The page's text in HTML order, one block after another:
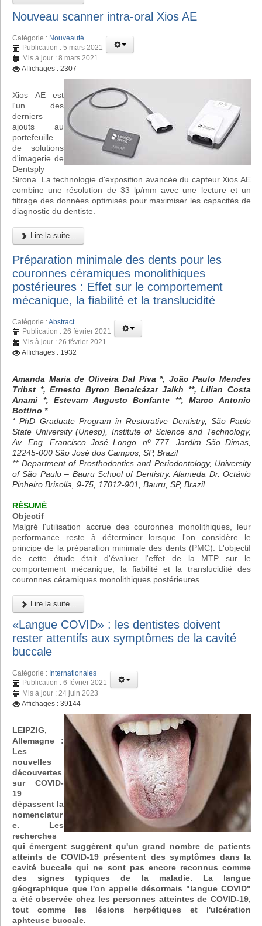
Nouveau scanner intra-oral Xios AE
Catégorie : Nouveauté
Publication : 5 mars 2021
Mis à jour : 8 mars 2021
Affichages : 2307
Xios AE est
l'un des
derniers
ajouts au
portefeuille
de solutions
d'imagerie de
Dentsply
Sirona. La technologie d'exposition avancée du capteur Xios AE
combine une résolution de 33 lp/mm avec une lecture et un
filtrage des données optimisés pour maximiser les capacités de
diagnostic du dentiste.
Lire la suite...
Préparation minimale des dents pour les
couronnes céramiques monolithiques
postérieures : Effet sur le comportement
mécanique, la fiabilité et la translucidité
Catégorie :Abstract
Publication : 26 février 2021
Mis à jour : 26 février 2021
Affichages : 1932
Amanda Maria de Oliveira Dal Piva *, João Paulo Mendes
Tribst *, Ernesto Byron Benalcázar Jalkh **, Lilian Costa
Anami *, Estevam Augusto Bonfante **, Marco Antonio
Bottino *
* PhD Graduate Program in Restorative Dentistry, São Paulo
State University (Unesp), Institute of Science and Technology,
Av. Eng. Francisco José Longo, nº 777, Jardim São Dimas,
12245-000 São José dos Campos, SP, Brazil
** Department of Prosthodontics and Periodontology, University
of São Paulo – Bauru School of Dentistry. Alameda Dr. Octávio
Pinheiro Brisolla, 9-75, 17012-901, Bauru, SP, Brazil
RÉSUMÉ
Objectif
Malgré l'utilisation accrue des couronnes monolithiques, leur
performance reste à déterminer lorsque l'on considère le
principe de la préparation minimale des dents (PMC). L'objectif
de cette étude était d'évaluer l'effet de la MTP sur le
comportement mécanique, la fiabilité et la translucidité des
couronnes céramiques monolithiques postérieures.
Lire la suite...
«Langue COVID» : les dentistes doivent
rester attentifs aux symptômes de la cavité
buccale
Catégorie : Internationales
Publication : 6 février 2021
Mis à jour : 24 juin 2023
Affichages : 39144
LEIPZIG,
Allemagne :
Les
nouvelles
découvertes
sur COVID-
19
dépassent la
nomenclatur
e. Les
recherches
qui émergent suggèrent qu'un grand nombre de patients
atteints de COVID-19 présentent des symptômes dans la
cavité buccale qui ne sont pas encore reconnus comme
des signes typiques de la maladie. La langue
géographique que l'on appelle désormais "langue COVID"
a été observée chez les personnes atteintes de COVID-19,
tout comme les lésions herpétiques et l'ulcération
aphteuse buccale.